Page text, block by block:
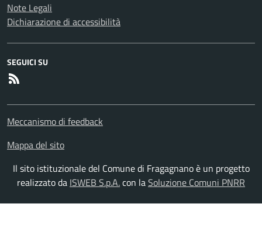
Note Legali
Dichiarazione di accessibilità
SEGUICI SU
Meccanismo di feedback
Mappa del sito
Il sito istituzionale del Comune di Fragagnano è un progetto
realizzato da ISWEB S.p.A.con laSoluzione Comuni PNRR